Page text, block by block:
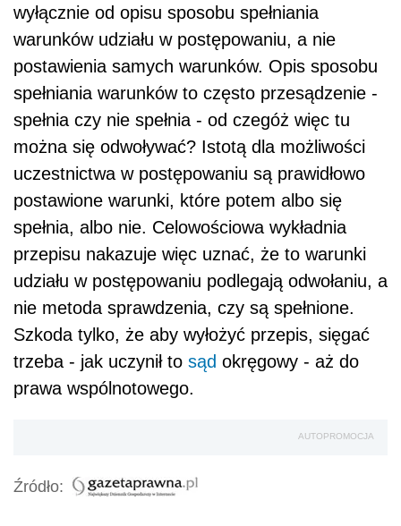
wyłącznie od opisu sposobu spełniania
warunków udziału w postępowaniu, a nie
postawienia samych warunków. Opis sposobu
spełniania warunków to często przesądzenie -
spełnia czy nie spełnia - od czegóż więc tu
można się odwoływać? Istotą dla możliwości
uczestnictwa w postępowaniu są prawidłowo
postawione warunki, które potem albo się
spełnia, albo nie. Celowościowa wykładnia
przepisu nakazuje więc uznać, że to warunki
udziału w postępowaniu podlegają odwołaniu, a
nie metoda sprawdzenia, czy są spełnione.
Szkoda tylko, że aby wyłożyć przepis, sięgać
trzeba - jak uczynił to sąd okręgowy - aż do
prawa wspólnotowego.
AUTOPROMOCJA
Źródło: